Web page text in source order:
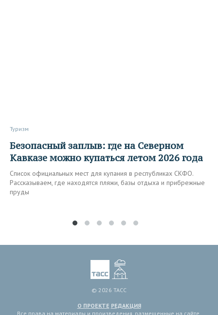
Туризм
Безопасный заплыв: где на Северном
Кавказе можно купаться летом 2026 года
Список официальных мест для купания в республиках СКФО.
Рассказываем, где находятся пляжи, базы отдыха и прибрежные
пруды
© 2026 ТАСС
О ПРОЕКТЕ РЕДАКЦИЯ
Все права на материалы и произведения, размещенные на сайте,